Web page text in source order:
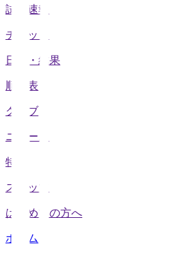
試合速報
チケット
日程・結果
順位表
クラブ
ニュース
特集
スタッツ
はじめての方へ
ホーム